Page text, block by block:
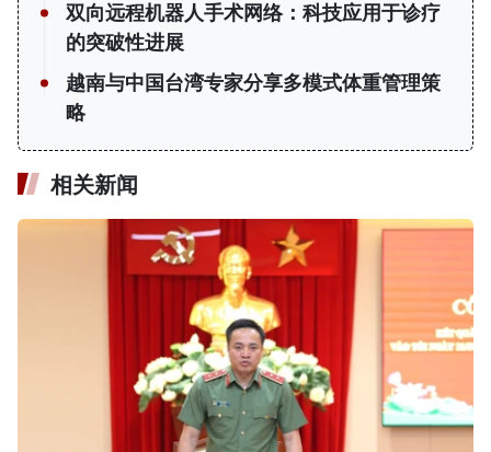
双向远程机器人手术网络：科技应用于诊疗
的突破性进展
越南与中国台湾专家分享多模式体重管理策
略
相关新闻